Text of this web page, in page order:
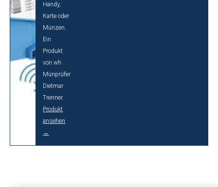
Handy,
Karte oder
Münzen.
Ein
Produkt
von wh
Münprüfer
Dietmar
Trenner.
Produkt
ansehen
→